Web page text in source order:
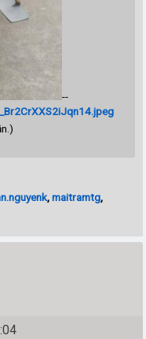
--
,maitramtg,